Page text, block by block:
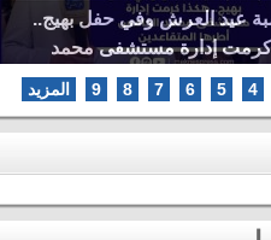
عيد العرش وفي حفل بهيج..
كرمت إدارة مستشفى محمد
المتقاعدين
4
5
6
7
8
9 المزيد